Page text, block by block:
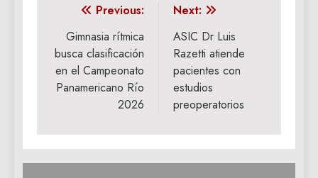
Navegación
de
entradas
Previous:
Gimnasia rítmica
busca clasificación
en el Campeonato
Panamericano Río
2026
Next:
ASIC Dr Luis
Razetti atiende
pacientes con
estudios
preoperatorios